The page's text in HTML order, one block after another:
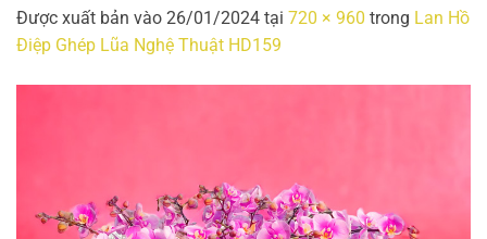
Được xuất bản vào 26/01/2024 tại 720 × 960 trong Lan Hồ
Điệp Ghép Lũa Nghệ Thuật HD159